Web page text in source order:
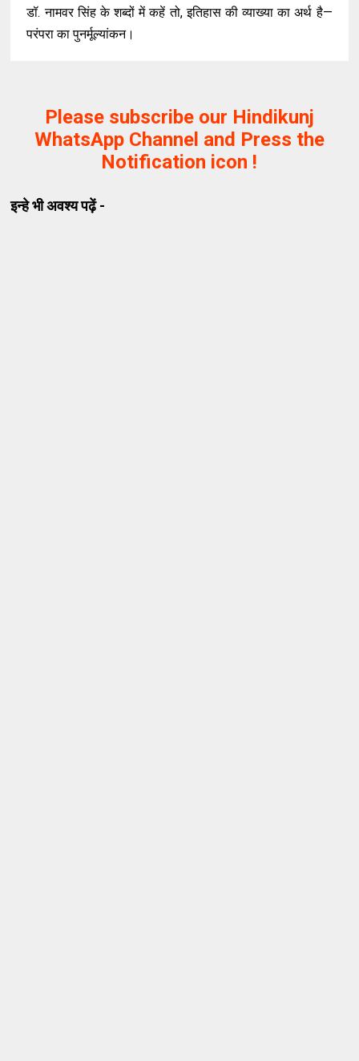
डॉ. नामवर सिंह के शब्दों में कहें तो, इतिहास की व्याख्या का अर्थ है—
परंपरा का पुनर्मूल्यांकन।
Please subscribe our Hindikunj
WhatsApp Channel and Press the
Notification icon !
इन्हे भी अवश्य पढ़ें -